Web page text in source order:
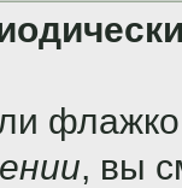
, вы